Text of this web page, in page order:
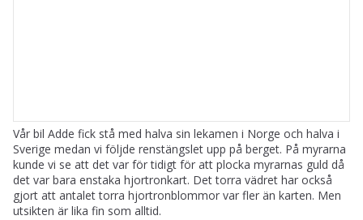
Vår bil Adde fick stå med halva sin lekamen i Norge och halva i
Sverige medan vi följde renstängslet upp på berget. På myrarna
kunde vi se att det var för tidigt för att plocka myrarnas guld då
det var bara enstaka hjortronkart. Det torra vädret har också
gjort att antalet torra hjortronblommor var fler än karten. Men
utsikten är lika fin som alltid.